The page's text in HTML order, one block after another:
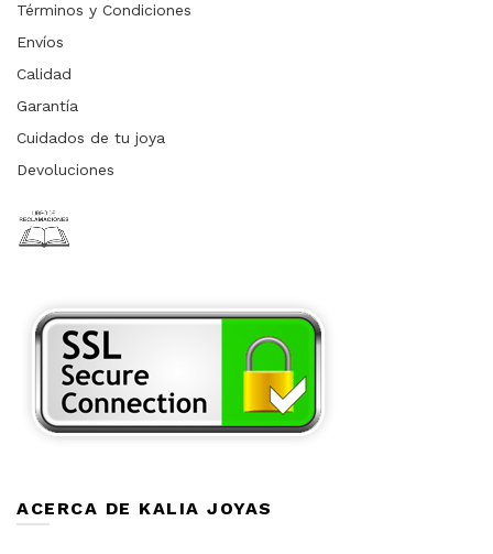
Términos y Condiciones
Envíos
Calidad
Garantía
Cuidados de tu joya
Devoluciones
ACERCA DE KALIA JOYAS